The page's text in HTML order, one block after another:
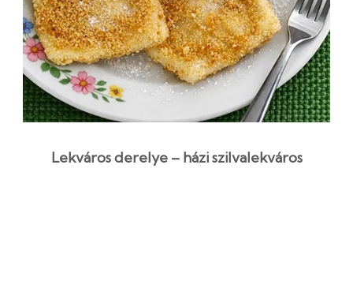
Lekváros derelye – házi szilvalekváros